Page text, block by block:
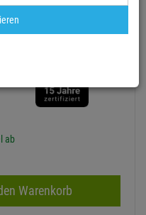
ab
Warenkorb